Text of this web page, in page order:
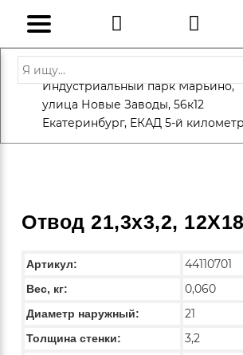
+7 (812) 600-
Адрес: Санкт-Петербург,
Индустриальный парк Марьино,
улица Новые Заводы, 56к12
Екатеринбург, ЕКАД 5-й
ЗАКАЗАТЬ ЗВОНОК
Отвод 21,3х3,2,
Артикул: 44110701
Вес, кг: 0,060
Диаметр наружный: 21
Толщина стенки: 3,2